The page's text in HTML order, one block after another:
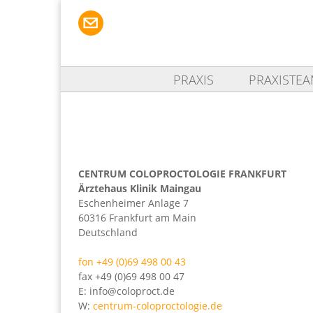
PRAXIS
CENTRUM COLOPROCTOLOGIE FRANKFURT
Ärztehaus Klinik Maingau
Eschenheimer Anlage 7
60316 Frankfurt am Main
Deutschland
fon +49 (0)69 498 00 43
fax +49 (0)69 498 00 47
E: info@coloproct.de
W: centrum-coloproctologie.de